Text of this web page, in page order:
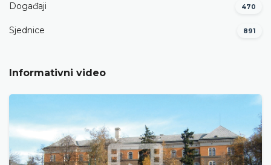
Događaji 470
Sjednice 891
Informativni video